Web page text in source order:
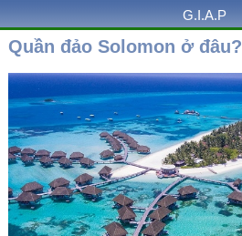
G.I.A.P
Quần đảo Solomon ở đâu?